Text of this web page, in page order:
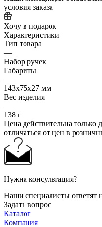
условия заказа
Хочу в подарок
Характеристики
Тип товара
—
Набор ручек
Габариты
—
143х75х27 мм
Вес изделия
—
138 г
Цена действительна только
отличаться от цен в
Нужна консультация?
Наши специалисты ответят
Задать вопрос
Каталог
Компания